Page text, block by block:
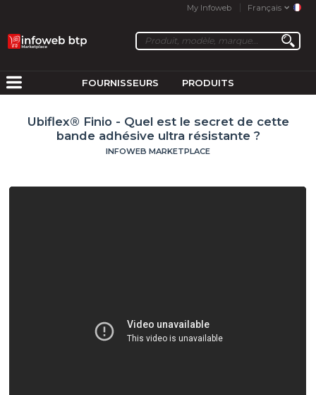
My Infoweb Français
FOURNISSEURS PRODUITS
Ubiflex® Finio - Quel est le secret de cette
bande adhésive ultra résistante ?
INFOWEB MARKETPLACE